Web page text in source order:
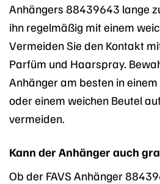
Anhängers 88439643 lange
ihn regelmäßig mit einem
Vermeiden Sie den Kontakt
Parfüm und Haarspray.
Anhänger am besten in
oder einem weichen Beutel
vermeiden.
Kann der Anhänger auch
Ob der FAVS Anhänger